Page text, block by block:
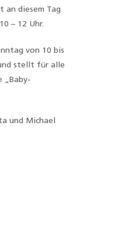
an diesem Tag
– 12 Uhr.
von 10 bis
stellt für alle
„Baby-
und Michael